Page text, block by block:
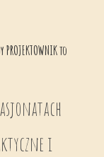
to
i